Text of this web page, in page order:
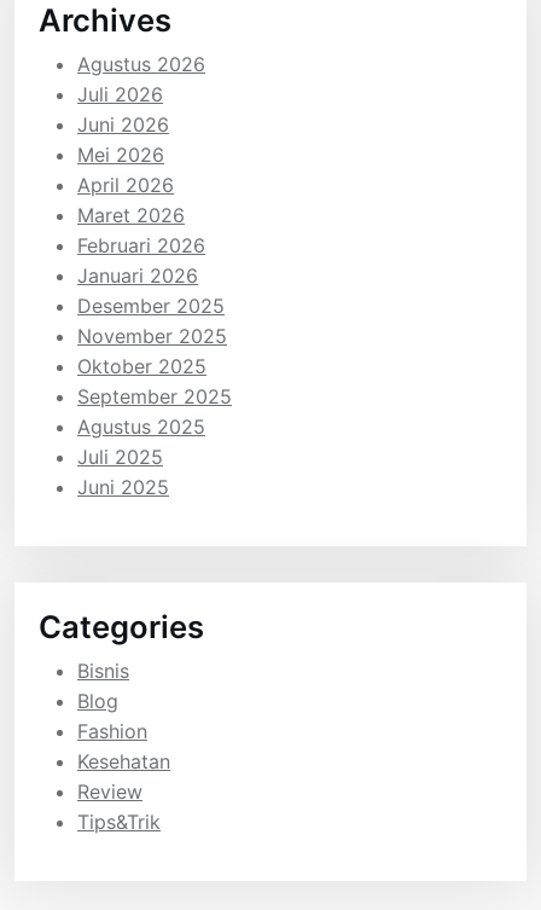
Archives
Agustus 2026
Juli 2026
Juni 2026
Mei 2026
April 2026
Maret 2026
Februari 2026
Januari 2026
Desember 2025
November 2025
Oktober 2025
September 2025
Agustus 2025
Juli 2025
Juni 2025
Categories
Bisnis
Blog
Fashion
Kesehatan
Review
Tips&Trik